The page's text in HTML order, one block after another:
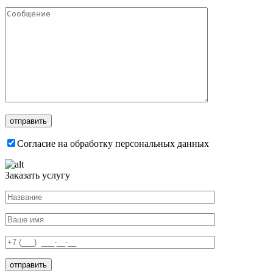
Согласие на обработку персональных данных
Заказать услугу